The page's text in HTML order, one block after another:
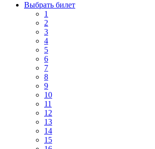
Выбрать билет
1
2
3
4
5
6
7
8
9
10
11
12
13
14
15